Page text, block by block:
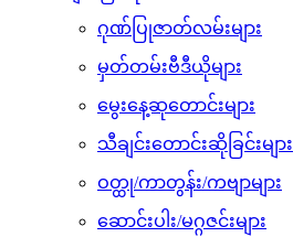
ဂုဏ်ပြုဇာတ်လမ်းများ
မှတ်တမ်းဗီဒီယိုများ
မွေးနေ့ဆုတောင်းများ
သီချင်းတောင်းဆိုခြင်းများ
ဝတ္ထု/ကာတွန်း/ကဗျာများ
ဆောင်းပါး/မဂ္ဂဇင်းများ